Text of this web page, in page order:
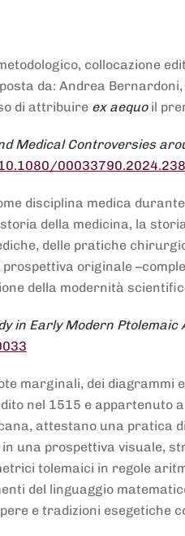
collocazione
da: Andrea Bernardoni,
di attribuire ex aequoil
Medical Controversies
disciplina medica
della medicina, la
delle pratiche
originale
della modernità
in Early Modern Ptolemaic
marginali, dei diagrammi
nel 1515 e appartenuto
attestano una pratica
una prospettiva visuale,
tolemaici in regole
del linguaggio
e tradizioni esegetiche